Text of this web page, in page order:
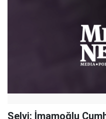
Selvi: İmamoğlu